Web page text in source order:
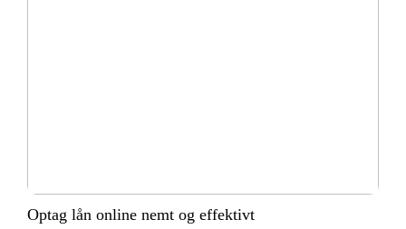
Optag lån online nemt og effektivt